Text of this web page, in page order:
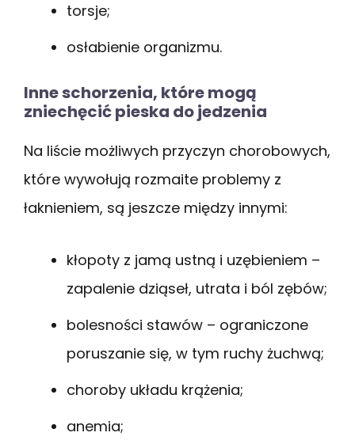
torsje;
osłabienie organizmu.
Inne schorzenia, które mogą
zniechęcić pieska do jedzenia
Na liście możliwych przyczyn chorobowych,
które wywołują rozmaite problemy z
łaknieniem, są jeszcze między innymi:
kłopoty z jamą ustną i uzębieniem –
zapalenie dziąseł, utrata i ból zębów;
bolesności stawów – ograniczone
poruszanie się, w tym ruchy żuchwą;
choroby układu krążenia;
anemia;